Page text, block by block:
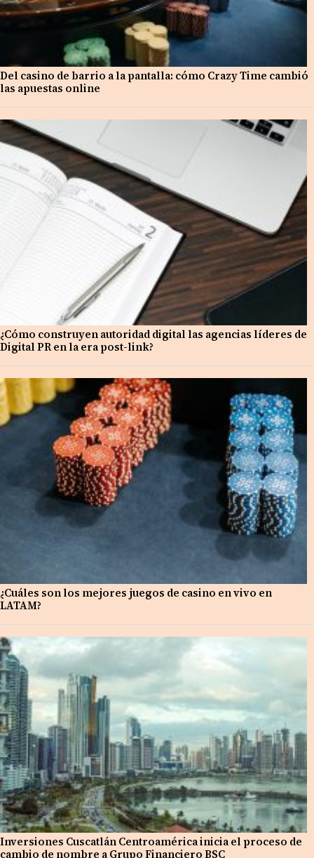
Del casino de barrio a la pantalla: cómo Crazy Time cambió
las apuestas online
¿Cómo construyen autoridad digital las agencias líderes de
Digital PR en la era post-link?
¿Cuáles son los mejores juegos de casino en vivo en
LATAM?
Inversiones Cuscatlán Centroamérica inicia el proceso de
cambio de nombre a Grupo Financiero BSC